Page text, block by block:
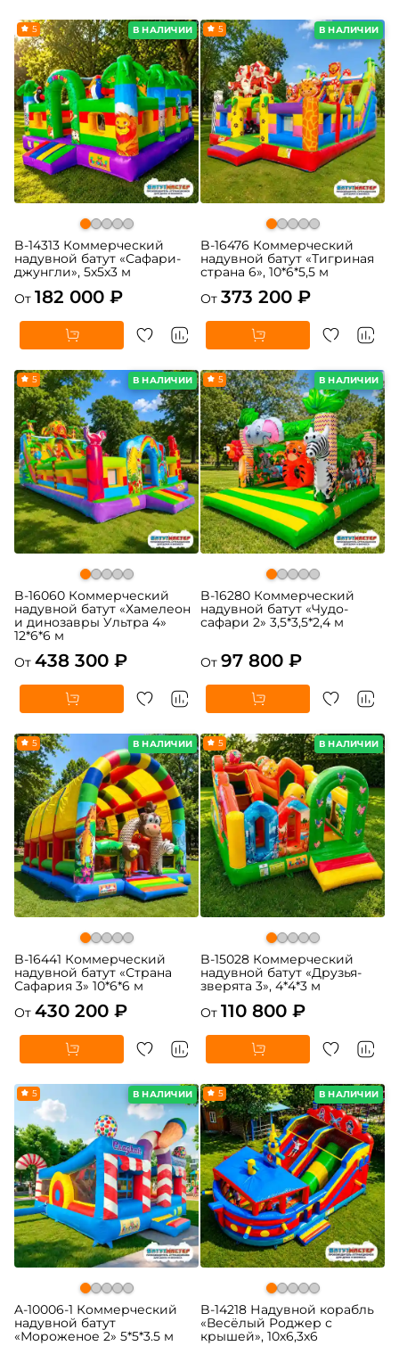
В НАЛИЧИИ
5
B-14313 Коммерческий
надувной батут «Сафари-
джунгли», 5x5x3 м
От 182 000 ₽
В НАЛИЧИИ
5
B-16476 Коммерческий
надувной батут «Тигриная
страна 6», 10*6*5,5 м
От 373 200 ₽
В НАЛИЧИИ
5
B-16060 Коммерческий
надувной батут «Хамелеон
и динозавры Ультра 4»
12*6*6 м
От 438 300 ₽
В НАЛИЧИИ
5
B-16280 Коммерческий
надувной батут «Чудо-
сафари 2» 3,5*3,5*2,4 м
От 97 800 ₽
В НАЛИЧИИ
5
B-16441 Коммерческий
надувной батут «Страна
Сафария 3» 10*6*6 м
От 430 200 ₽
В НАЛИЧИИ
5
B-15028 Коммерческий
надувной батут «Друзья-
зверята 3», 4*4*3 м
От 110 800 ₽
В НАЛИЧИИ
5
A-10006-1 Коммерческий
надувной батут
«Мороженое 2» 5*5*3.5 м
В НАЛИЧИИ
5
B-14218 Надувной корабль
«Весёлый Роджер с
крышей», 10х6,3х6